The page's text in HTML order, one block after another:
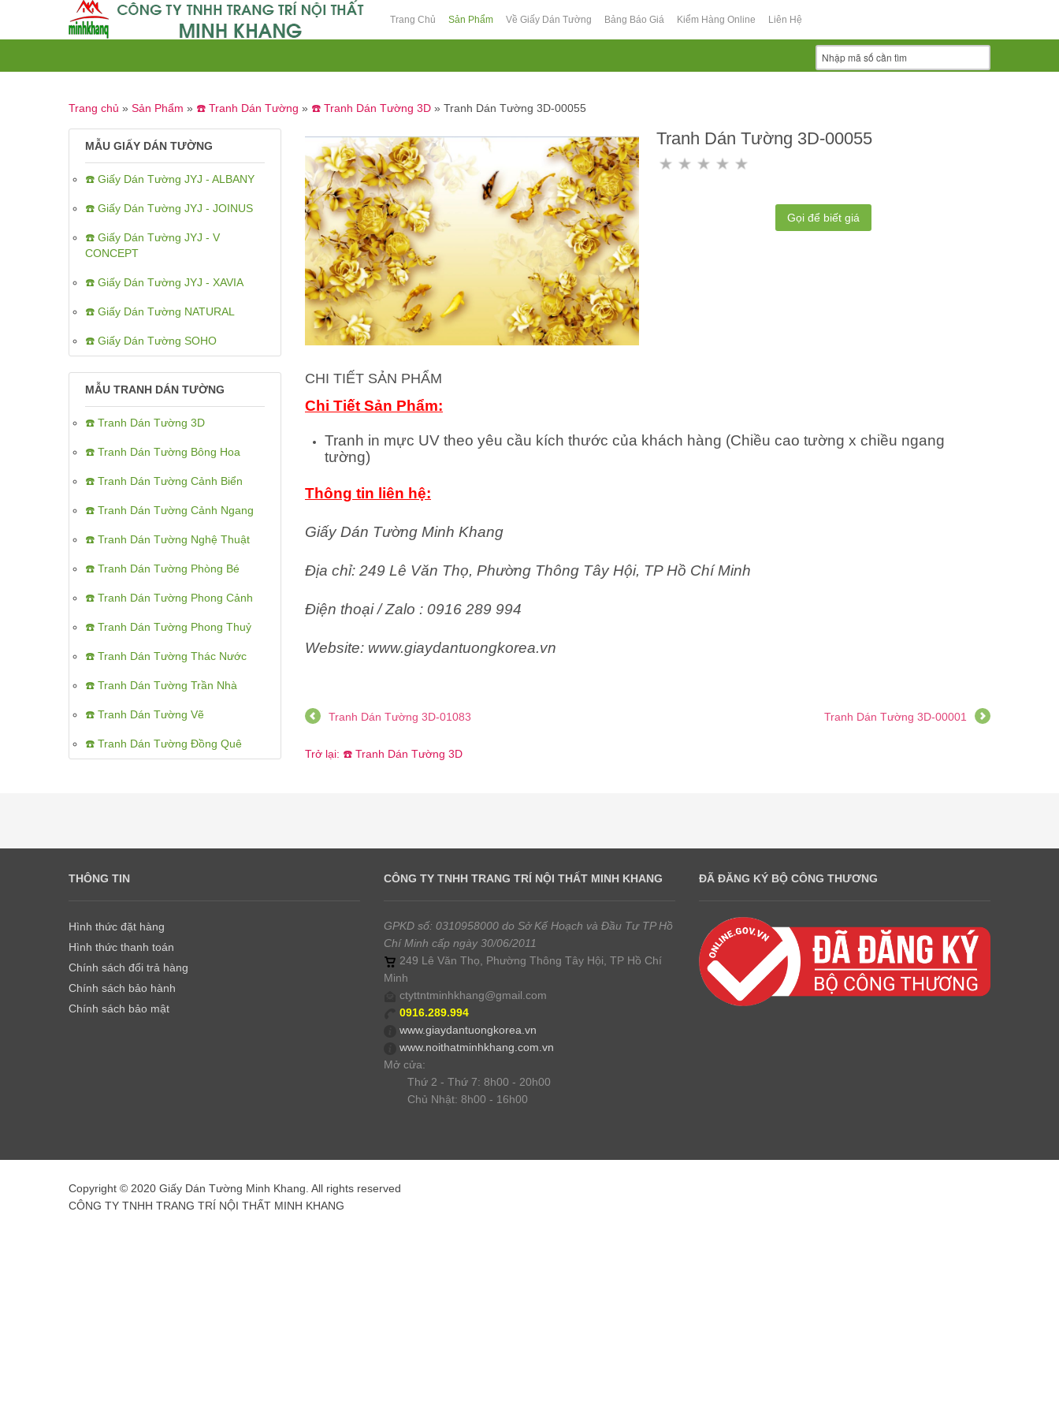
Trang Chủ Sản Phẩm Về Giấy Dán Tường Bảng Báo Giá Kiểm Hàng Online Liên Hệ
Trang chủ » Sản Phẩm » ☎️ Tranh Dán Tường » ☎️ Tranh Dán Tường 3D » Tranh Dán Tường 3D-00055
MẪU GIẤY DÁN TƯỜNG
☎️ Giấy Dán Tường JYJ - ALBANY
☎️ Giấy Dán Tường JYJ - JOINUS
☎️ Giấy Dán Tường JYJ - V
CONCEPT
☎️ Giấy Dán Tường JYJ - XAVIA
☎️ Giấy Dán Tường NATURAL
☎️ Giấy Dán Tường SOHO
MẪU TRANH DÁN TƯỜNG
☎️ Tranh Dán Tường 3D
☎️ Tranh Dán Tường Bông Hoa
☎️ Tranh Dán Tường Cảnh Biển
☎️ Tranh Dán Tường Cảnh Ngang
☎️ Tranh Dán Tường Nghệ Thuật
☎️ Tranh Dán Tường Phòng Bé
☎️ Tranh Dán Tường Phong Cảnh
☎️ Tranh Dán Tường Phong Thuỷ
☎️ Tranh Dán Tường Thác Nước
☎️ Tranh Dán Tường Trần Nhà
☎️ Tranh Dán Tường Vẽ
☎️ Tranh Dán Tường Đồng Quê
Tranh Dán Tường 3D-00055
Gọi để biết giá
CHI TIẾT SẢN PHẨM
Chi Tiết Sản Phẩm:
Tranh in mực UV theo yêu cầu kích thước của khách hàng (Chiều cao tường x chiều ngang
tường)
Thông tin liên hệ:
Giấy Dán Tường Minh Khang
Địa chỉ: 249 Lê Văn Thọ, Phường Thông Tây Hội, TP Hồ Chí Minh
Điện thoại / Zalo : 0916 289 994
Website: www.giaydantuongkorea.vn
Tranh Dán Tường 3D-00001
Tranh Dán Tường 3D-01083
Trở lại: ☎️ Tranh Dán Tường 3D
THÔNG TIN
Hình thức đặt hàng
Hình thức thanh toán
Chính sách đổi trả hàng
Chính sách bảo hành
Chính sách bảo mật
CÔNG TY TNHH TRANG TRÍ NỘI THẤT MINH KHANG
GPKD số: 0310958000 do Sở Kế Hoạch và Đầu Tư TP Hồ
Chí Minh cấp ngày 30/06/2011
249 Lê Văn Thọ, Phường Thông Tây Hội, TP Hồ Chí
Minh
ctyttntminhkhang@gmail.com
0916.289.994
www.giaydantuongkorea.vn
www.noithatminhkhang.com.vn
Mở cửa:
Thứ 2 - Thứ 7: 8h00 - 20h00
Chủ Nhật: 8h00 - 16h00
ĐÃ ĐĂNG KÝ BỘ CÔNG THƯƠNG
Copyright © 2020 Giấy Dán Tường Minh Khang. All rights reserved
CÔNG TY TNHH TRANG TRÍ NỘI THẤT MINH KHANG